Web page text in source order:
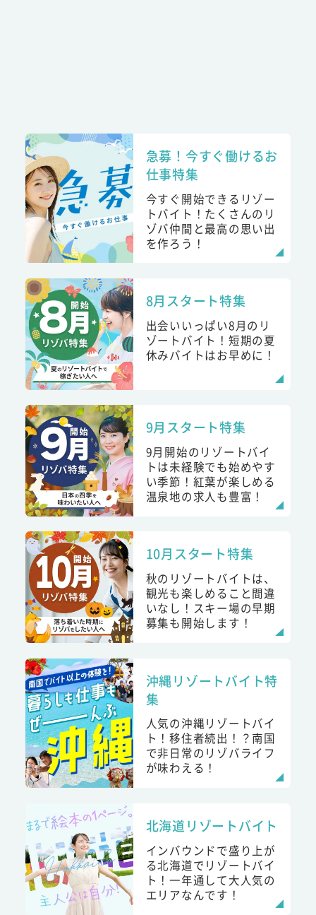
急募！今すぐ働けるお
仕事特集
今すぐ開始できるリゾー
トバイト！たくさんのリ
ゾバ仲間と最高の思い出
を作ろう！
8月スタート特集
出会いいっぱい8月のリ
ゾートバイト！短期の夏
休みバイトはお早めに！
9月スタート特集
9月開始のリゾートバイ
トは未経験でも始めやす
い季節！紅葉が楽しめる
温泉地の求人も豊富！
10月スタート特集
秋のリゾートバイトは、
観光も楽しめること間違
いなし！スキー場の早期
募集も開始します！
沖縄リゾートバイト特
集
人気の沖縄リゾートバイ
ト！移住者続出！？南国
で非日常のリゾバライフ
が味わえる！
北海道リゾートバイト
インバウンドで盛り上が
る北海道でリゾートバイ
ト！一年通して大人気の
エリアなんです！